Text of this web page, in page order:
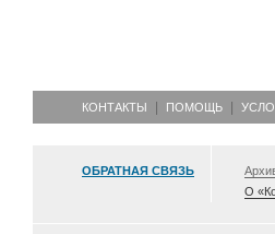
КОНТАКТЫ ПОМОЩЬ
ОБРАТНАЯ СВЯЗЬ
О